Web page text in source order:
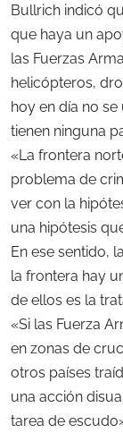
Bullrich indicó
que haya un
las Fuerzas
helicópteros,
hoy en día no
tienen ninguna
«La frontera
problema de
ver con la
una hipótesis
En ese sentido,
la frontera hay
de ellos es la
«Si las Fuerza
en zonas de
otros países
una acción
tarea de